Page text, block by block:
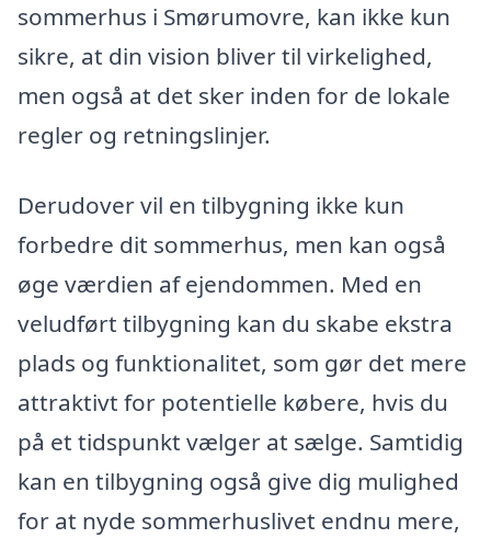
sommerhus i Smørumovre, kan ikke kun
sikre, at din vision bliver til virkelighed,
men også at det sker inden for de lokale
regler og retningslinjer.
Derudover vil en tilbygning ikke kun
forbedre dit sommerhus, men kan også
øge værdien af ejendommen. Med en
veludført tilbygning kan du skabe ekstra
plads og funktionalitet, som gør det mere
attraktivt for potentielle købere, hvis du
på et tidspunkt vælger at sælge. Samtidig
kan en tilbygning også give dig mulighed
for at nyde sommerhuslivet endnu mere,